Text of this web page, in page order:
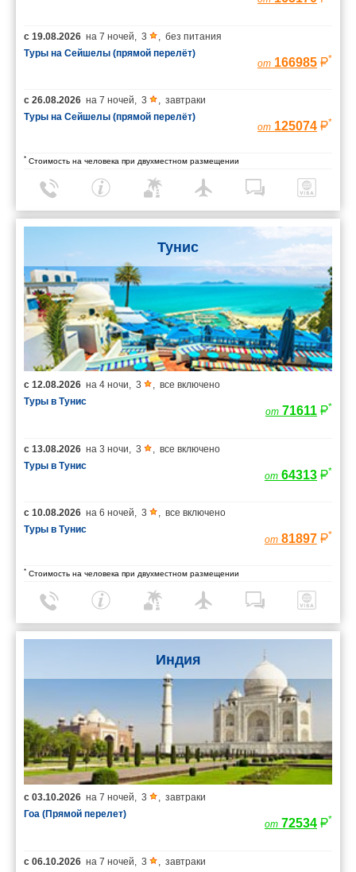
с 19.08.2026 на 7 ночей 3
без питания
Туры на Сейшелы (прямой перелёт)
от 166985 *
с 26.08.2026 на 7 ночей 3
завтраки
Туры на Сейшелы (прямой перелёт)
от 125074 *
* Стоимость на человека при двухместном размещении
Тунис
с 12.08.2026 на 4 ночи, 3 , все включено
Туры в Тунис
от 71611 *
с 13.08.2026 на 3 ночи, 3 , все включено
Туры в Тунис
от 64313 *
с 10.08.2026 на 6 ночей, 3 , все включено
Туры в Тунис
от 81897 *
* Стоимость на человека при двухместном размещении
Индия
с 03.10.2026 на 7 ночей, 3 , завтраки
Гоа (Прямой перелет)
от 72534 *
с 06.10.2026 на 7 ночей, 3 , завтраки